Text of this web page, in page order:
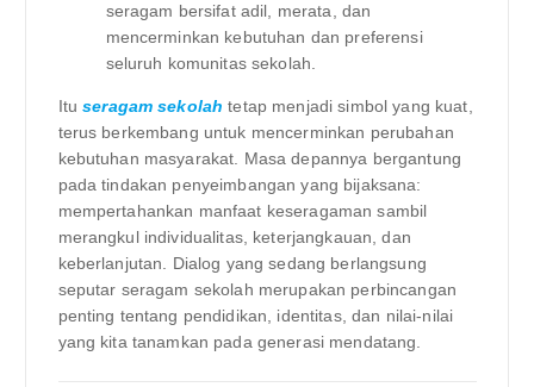
seragam bersifat adil, merata, dan
mencerminkan kebutuhan dan preferensi
seluruh komunitas sekolah.
Ituseragam sekolah tetap menjadi simbol yang kuat,
terus berkembang untuk mencerminkan perubahan
kebutuhan masyarakat. Masa depannya bergantung
pada tindakan penyeimbangan yang bijaksana:
mempertahankan manfaat keseragaman sambil
merangkul individualitas, keterjangkauan, dan
keberlanjutan. Dialog yang sedang berlangsung
seputar seragam sekolah merupakan perbincangan
penting tentang pendidikan, identitas, dan nilai-nilai
yang kita tanamkan pada generasi mendatang.